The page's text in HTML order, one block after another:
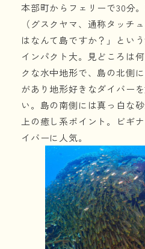
本部町からフェリーで30分
（グスクヤマ、通称タッチ
はなんて島ですか？」とい
インパクト大。見どころは
クな水中地形で、島の北側
があり地形好きなダイバー
い。島の南側には真っ白な
上の癒し系ポイント。ビギ
イバーに人気。